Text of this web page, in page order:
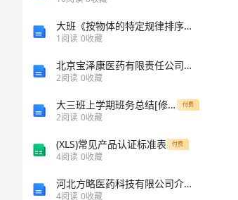
大班《按物体的特定规律排序》数学教案
1阅读 0收藏
北京宝泽康医药有限责任公司介绍企业发展分析报告_56543
2阅读 0收藏
大三班上学期班务总结[修改版] 付费
2阅读 0收藏
(XLS)常见产品认证标准表 付费
4阅读 0收藏
河北方略医药科技有限公司介绍企业发展分析报告
4阅读 0收藏